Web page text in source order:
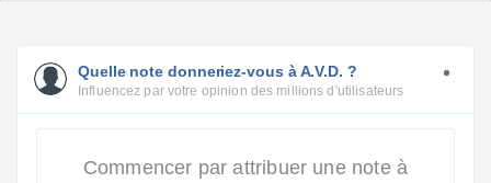
Quelle note donneriez-vous à A.V.D. ?
Influencez par votre opinion des millions d'utilisateurs
Commencer par attribuer une note à